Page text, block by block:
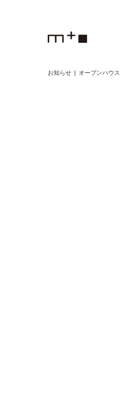
お知らせ オープンハウス